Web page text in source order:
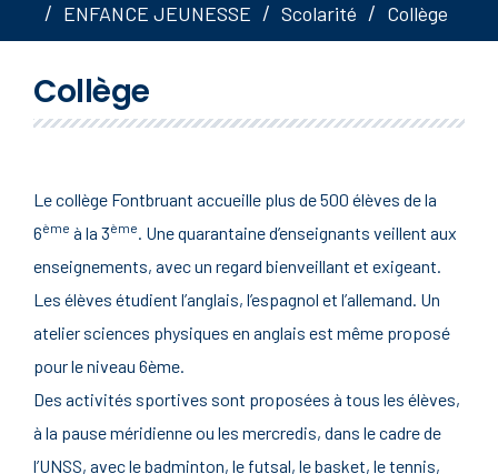
ENFANCE JEUNESSE
Scolarité Collège
Collège
Le collège Fontbruant accueille plus de 500 élèves de la
6ème à la 3ème. Une quarantaine d’enseignants veillent aux
enseignements, avec un regard bienveillant et exigeant.
Les élèves étudient l’anglais, l’espagnol et l’allemand. Un
atelier sciences physiques en anglais est même proposé
pour le niveau 6ème.
Des activités sportives sont proposées à tous les élèves,
à la pause méridienne ou les mercredis, dans le cadre de
l’UNSS, avec le badminton, le futsal, le basket, le tennis,